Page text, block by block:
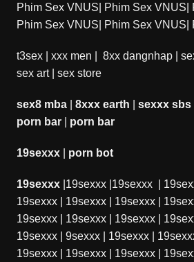
Phim Sex VNUS
Phim Sex VNUS
Phim Sex VNUS
Phim Sex VNUS
t3sex| xxx men 8xx dangnhap|
sex art| sex store
sex8 mba| 8xxx earth sexxx sbs|
porn bar| porn bar
19sexxx| porn bot
19sexxx| 19sexxx| 19sexxx|
19sexxx| 19sexxx| 19sexxx|
19sexxx| 19sexxx| 19sexxx|
19sexxx| 9sexxx| 19sexxx|
19sexxx| 19sexxx| 19sexxx